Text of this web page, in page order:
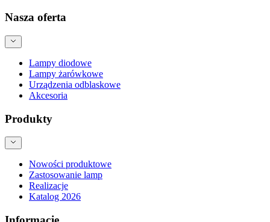
Nasza oferta
Lampy diodowe
Lampy żarówkowe
Urządzenia odblaskowe
Akcesoria
Produkty
Nowości produktowe
Zastosowanie lamp
Realizacje
Katalog 2026